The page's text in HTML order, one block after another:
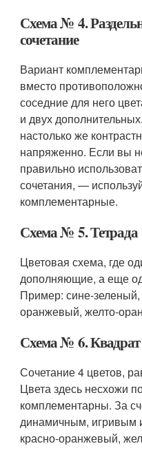
Схема № 4.
сочетание
Вариант
вместо
соседние для него
и двух
настолько же
напряженно. Если вы
правильно
сочетания, —
комплементарные.
Схема № 5. Тетрада
Цветовая схема, где
дополняющие, а еще
Пример: сине-
оранжевый, желто-
Схема № 6. Квадрат
Сочетание 4 цветов,
Цвета здесь несхожи
комплементарны. За
динамичным, игривым
красно-оранжевый,